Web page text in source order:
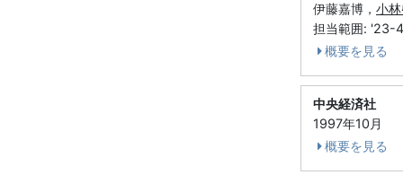
伊藤嘉博， 小
担当範囲: '23-
概要を見る
中央経済社
1997年10月
概要を見る